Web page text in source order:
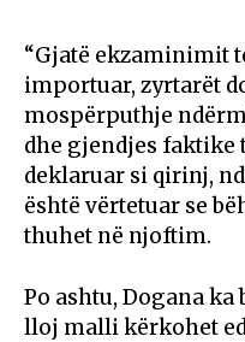
“Gjatë ekzaminimit
importuar, zyrtarët
mospërputhje
dhe gjendjes
deklaruar si qirinj,
është vërtetuar se
thuhet në njoftim.
Po ashtu, Dogana ka
lloj malli kërkohet